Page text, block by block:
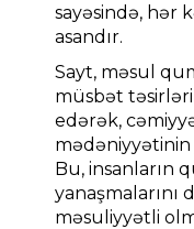
sayəsində, hər
asandır.
Sayt, məsul
müsbət
edərək,
mədəniyyətinin
Bu, insanların
yanaşmalarını
məsuliyyətli